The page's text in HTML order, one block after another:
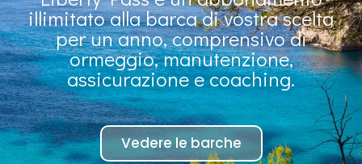
illimitato alla barca di vostra scelta
per un anno, comprensivo di
ormeggio, manutenzione,
assicurazione e coaching.
Vedere le barche